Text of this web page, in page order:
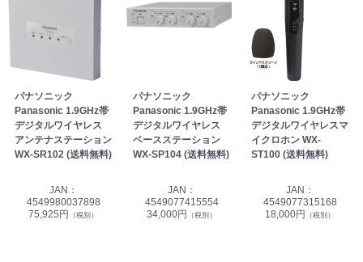
パナソニック
Panasonic 1.9GHz帯
デジタルワイヤレス
アンテナステーション
WX-SR102 (送料無料)
JAN：
4549980037898
75,925円
（税別）
パナソニック
Panasonic 1.9GHz帯
デジタルワイヤレス
ベースステーション
WX-SP104 (送料無料)
JAN：
4549077415554
34,000円
（税別）
パナソニック
Panasonic 1.9GHz帯
デジタルワイヤレスマ
イクロホン WX-
ST100 (送料無料)
JAN：
4549077315168
18,000円
（税別）